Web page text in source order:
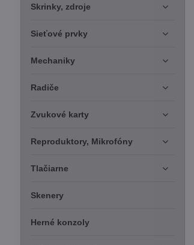
Skrinky, zdroje
Sieťové prvky
Mechaniky
Radiče
Zvukové karty
Reproduktory, Mikrofóny
Tlačiarne
Skenery
Herné konzoly